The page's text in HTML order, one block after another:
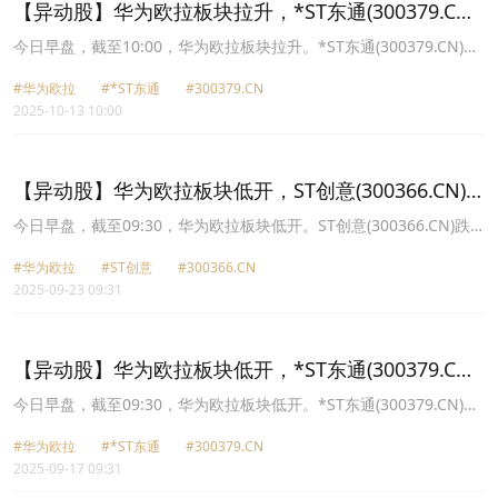
【异动股】华为欧拉板块拉升，*ST东通(300379.CN)
涨14.08%
今日早盘，截至10:00，华为欧拉板块拉升。*ST东通(300379.CN)涨
科技(300598.CN)涨10.71%报55.61元，中国软件(600536.CN)涨
10.00%报54.34元，润和软件(300339.CN)涨4.10%报60.46元，宝兰
#华为欧拉 #*ST东通
#300379.CN
2025-10-13 10:00
【异动股】华为欧拉板块低开，ST创意(300366.CN)
跌19.97%
今日早盘，截至09:30，华为欧拉板块低开。ST创意(300366.CN)跌
软件(300339.CN)跌1.34%报59.84元，拓维信息(002261.CN)跌
1.31%报39.28元，天源迪科(300047.CN)跌1.31%报16.56元，中国
#华为欧拉 #ST创意
#300366.CN
2025-09-23 09:31
【异动股】华为欧拉板块低开，*ST东通(300379.CN)
跌19.95%
今日早盘，截至09:30，华为欧拉板块低开。*ST东通(300379.CN)跌
息(002261.CN)跌1.53%报38.58元，麒麟信安(688152.CN)跌1.18%
报51.15元，创意信息(300366.CN)跌1.09%报8.16元，诚迈科技
#华为欧拉 #*ST东通
#300379.CN
2025-09-17 09:31